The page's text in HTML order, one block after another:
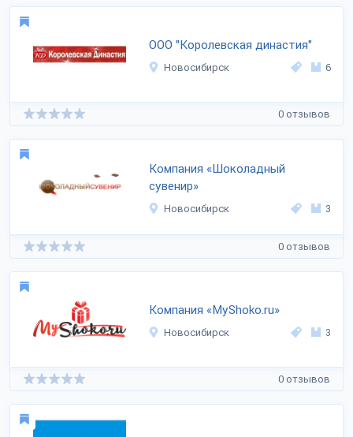
ООО "Королевская династия"
Новосибирск 6
0 отзывов
Компания «Шоколадный
сувенир»
Новосибирск 3
0 отзывов
Компания «MyShoko.ru»
Новосибирск 3
0 отзывов